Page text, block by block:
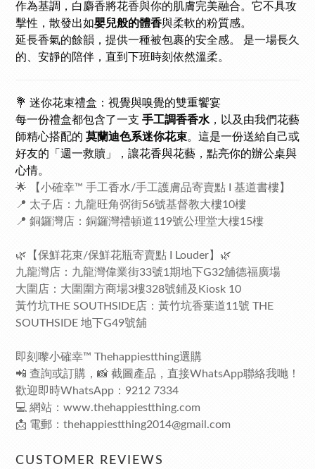
作為基調，白麝香將花香與你的肌膚完美融合。它不具攻
擊性，散發出如嬰兒般的體香與柔軟的粉質感。
延長香氣的餘韻，提供一種被包裹的安全感。 是一場長久
的、安靜的陪伴，直到下班時刻依然溫柔。
💐 迷你花束禮盒：視覺與嗅覺的雙重饗宴
每一份禮盒都包含了一支 手工調香香水 ，以及由我們花藝
師精心搭配的 莫蘭迪色系迷你花束。這是一份送給自己或
好友的「週一救贖」，讓花香與花藝，點亮你的辦公桌與
心情。
🌟 【小確幸™ 手工香水/手工護膚品寄賣點 I 基道書樓】
📍 太子店：九龍旺角弼街56號基督教大樓10樓
📍 銅鑼灣店：銅鑼灣禮頓道119號公理堂大樓15樓
🌿【保鮮花束/保鮮花瓶寄賣點 I Louder】🌿
九龍灣店：九龍灣偉業街33號1期地下G32舖德福廣場
大圍店：大圍圍方商場3樓328號鋪及Kiosk 10
黃竹坑THE SOUTHSIDE店：黃竹坑香葉道11號 THE
SOUTHSIDE 地下G49號舖
即刻嚟小確幸™ Thehappiestthing選購
📲 查詢或訂購，📸 截圖產品，直接WhatsApp聯絡我哋！
歡迎即時WhatsApp：9212 7334
💻 網站： www.thehappiestthing.com
📩 電郵： thehappiestthing2014@gmail.com
CUSTOMER REVIEWS